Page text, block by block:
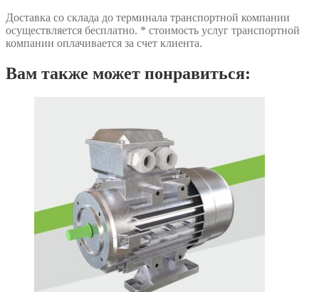
Доставка со склада до терминала транспортной компании
осуществляется бесплатно. * стоимость услуг транспортной
компании оплачивается за счет клиента.
Вам также может понравиться: